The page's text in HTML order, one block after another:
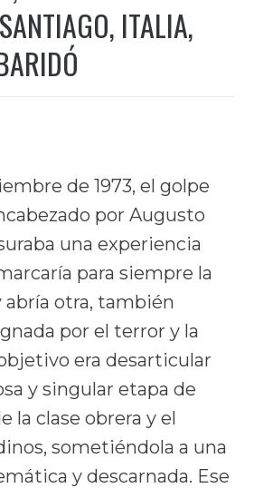
ITALIA,
de 1973, el golpe
por Augusto
una experiencia
para siempre la
abría otra, también
por el terror y la
era desarticular
y singular etapa de
la clase obrera y el
sometiéndola a una
y descarnada. Ese